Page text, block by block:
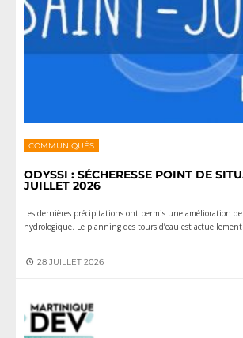
COMMUNIQUÉS
ODYSSI : SÉCHERESSE POINT DE
JUILLET 2026
Les dernières précipitations ont permis une amélioration
hydrologique. Le planning des tours d’eau est actuellement
28 JUILLET 2026